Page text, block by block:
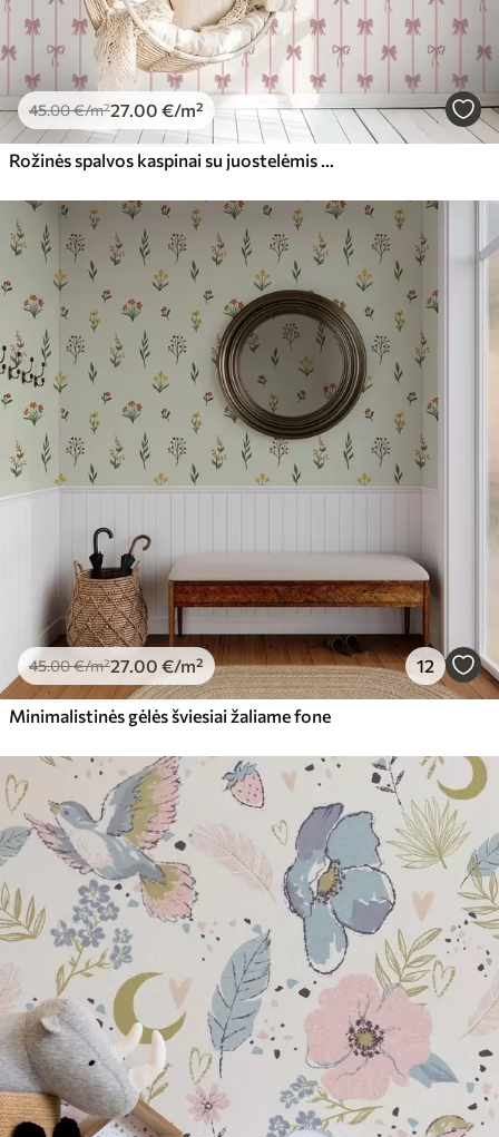
45.00€/m²27.00 €/m²
Rožinės spalvos kaspinai su juostelėmis ant šviesaus fono
45.00€/m²27.00 €/m² 12
Minimalistinės gėlės šviesiai žaliame fone